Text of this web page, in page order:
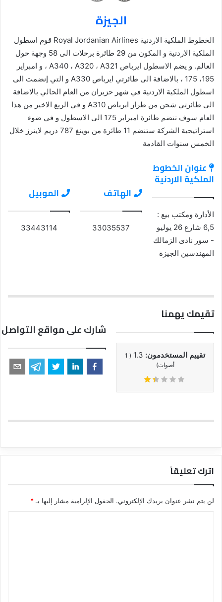
الجيزة
الخطوط الملكية الاردنية Royal Jordanian Airlines قوم اسطول
الملكية الاردنية و المكون من 29 طائرة برحلات الى 58 وجهة حول
العالم. و يضم الاسطول ايرباص A340 ، A320 ، A321 ، و امبراير
195، 175 ، بالاضافة الى طائرتي ايرباص A330 و التي إنضمت الى
اسطول الملكية الاردنية في شهر حزيران من العام الحالي بالاضافة
الى طائرتي شحن من طراز ايرباص A310 و في الربع الاخير من هذا
العام سوف تنضم طائرة امبراير 175 الى الاسطول و في ضوء
استراتيجية الشركة ستنضم 11 طائرة من بوينغ 787 دريم لاينرز خلال
الخمس سنوات القادمة
عنوان الخطوط
الملكية الاردنية
الأدارة ومكتب بيع :
6,5 شارع 26 يوليو
- سور نادى الزمالك
المهندسين الجيزة
الهاتف
33035537
الموبيل
33443114
تقيمك يهمنا
تقييم المستخدمون: 1.3
(
1
أصوات)
شارك على مواقع التواصل
اترك تعليقاً
لن يتم نشر عنوان بريدك الإلكتروني. الحقول الإلزامية مشار إليها بـ*